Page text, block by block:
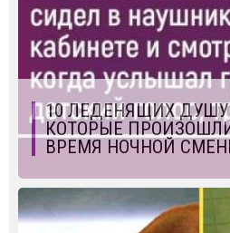
10 ЛЕДЕНЯЩИХ
КОТОРЫЕ
ВРЕМЯ НОЧНОЙ